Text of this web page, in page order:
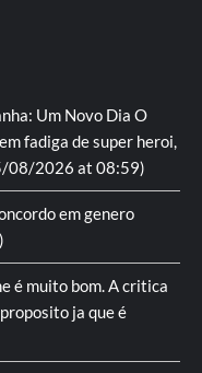
Um Novo Dia O
fadiga de super heroi,
08/2026 at 08:59)
em genero
é muito bom. A critica
ja que é